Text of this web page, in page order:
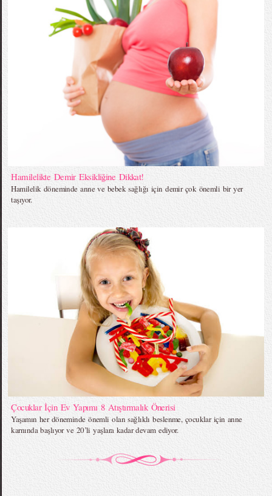
Hamilelikte Demir Eksikliğine Dikkat!
Hamilelik döneminde anne ve bebek sağlığı için demir çok önemli bir yer
taşıyor.
Çocuklar İçin Ev Yapımı 8 Atıştırmalık Önerisi
Yaşamın her döneminde önemli olan sağlıklı beslenme, çocuklar için anne
karnında başlıyor ve 20’li yaşlara kadar devam ediyor.